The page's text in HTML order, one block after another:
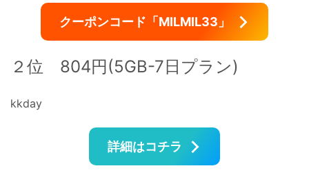
クーポンコード「MILMIL33」
２位 804円(5GB-7日プラン)
kkday
詳細はコチラ